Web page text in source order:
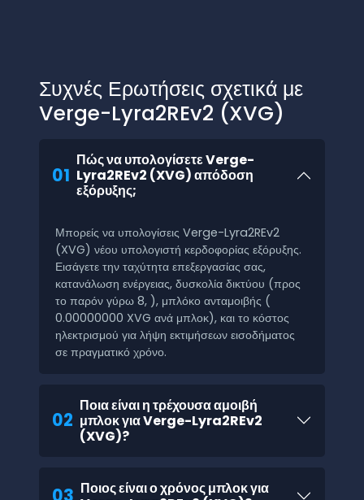
Συχνές Ερωτήσεις σχετικά με
Verge-Lyra2REv2 (XVG)
01
Πώς να υπολογίσετε Verge-
Lyra2REv2 (XVG) απόδοση
εξόρυξης;
Μπορείς να υπολογίσεις Verge-Lyra2REv2
(XVG) νέου υπολογιστή κερδοφορίας εξόρυξης.
Εισάγετε την ταχύτητα επεξεργασίας σας,
κατανάλωση ενέργειας, δυσκολία δικτύου (προς
το παρόν γύρω 8, ), μπλόκο ανταμοιβής (
0.00000000 XVG ανά μπλοκ), και το κόστος
ηλεκτρισμού για λήψη εκτιμήσεων εισοδήματος
σε πραγματικό χρόνο.
02
Ποια είναι η τρέχουσα αμοιβή
μπλοκ για Verge-Lyra2REv2
(XVG)?
03 Ποιος είναι ο χρόνος μπλοκ για